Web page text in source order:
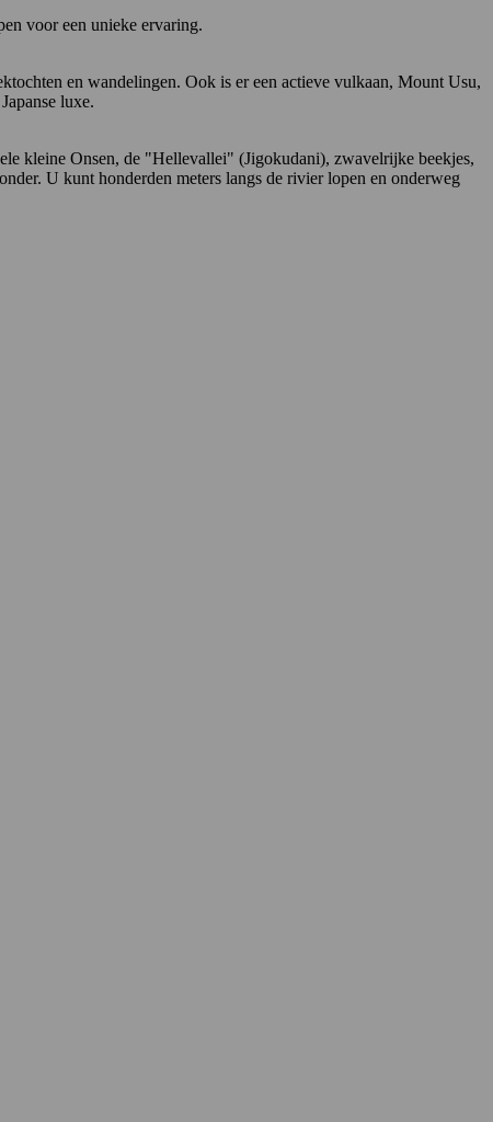
voor een unieke ervaring.
en wandelingen. Ook is er een actieve vulkaan, Mount Usu,
luxe.
kleine Onsen, de "Hellevallei" (Jigokudani), zwavelrijke beekjes,
U kunt honderden meters langs de rivier lopen en onderweg